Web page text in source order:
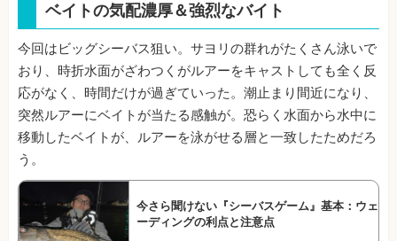
ベイトの気配濃厚＆強烈なバイト
今回はビッグシーバス狙い。サヨリの群れがたくさん泳いで
おり、時折水面がざわつくがルアーをキャストしても全く反
応がなく、時間だけが過ぎていった。潮止まり間近になり、
突然ルアーにベイトが当たる感触が。恐らく水面から水中に
移動したベイトが、ルアーを泳がせる層と一致したためだろ
う。
今さら聞けない『シーバスゲーム』基本：ウェ
ーディングの利点と注意点